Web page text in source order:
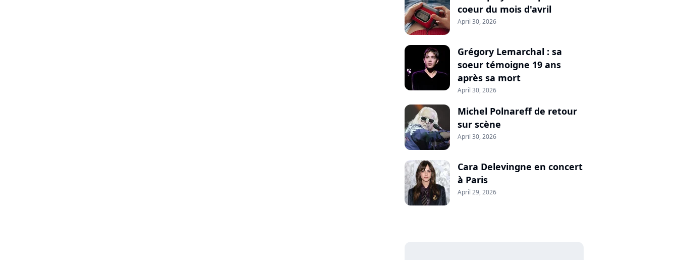
coeur du mois d'avril
April 30, 2026
Grégory Lemarchal : sa
soeur témoigne 19 ans
après sa mort
April 30, 2026
Michel Polnareff de retour
sur scène
April 30, 2026
Cara Delevingne en concert
à Paris
April 29, 2026